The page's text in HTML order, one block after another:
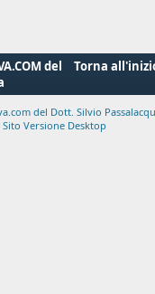
Torna
del
del Dott. Silvio
Sito Versione Desktop